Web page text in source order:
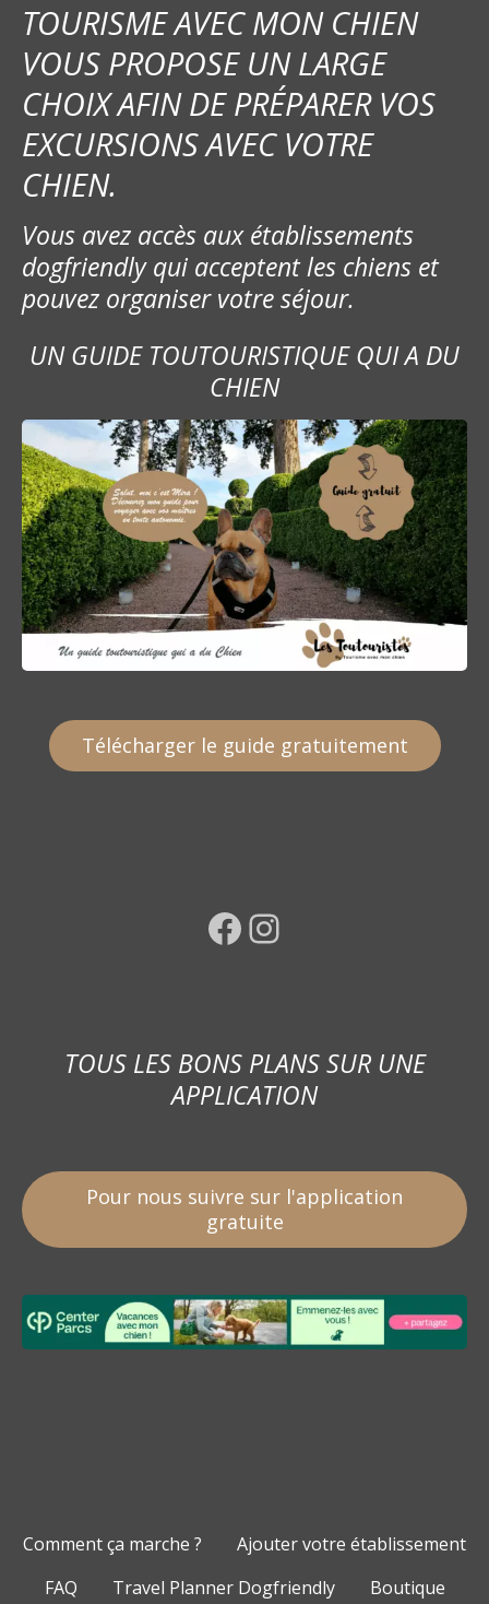
TOURISME AVEC MON CHIEN
VOUS PROPOSE UN LARGE
CHOIX AFIN DE PRÉPARER VOS
EXCURSIONS AVEC VOTRE
CHIEN.
Vous avez accès aux établissements
dogfriendly qui acceptent les chiens et
pouvez organiser votre séjour.
UN GUIDE TOUTOURISTIQUE QUI A DU
CHIEN
Télécharger le guide gratuitement
Facebook Instagram
TOUS LES BONS PLANS SUR UNE
APPLICATION
Pour nous suivre sur l'application
gratuite
Comment ça marche ?
Ajouter votre établissement
FAQ
Travel Planner Dogfriendly Boutique